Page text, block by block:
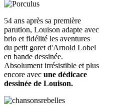
54 ans après sa première
parution, Louison adapte avec
brio et fidélité les aventures
du petit goret d'Arnold Lobel
en bande dessinée.
Absolument irrésistible et plus
encore avec une dédicace
dessinée de Louison.